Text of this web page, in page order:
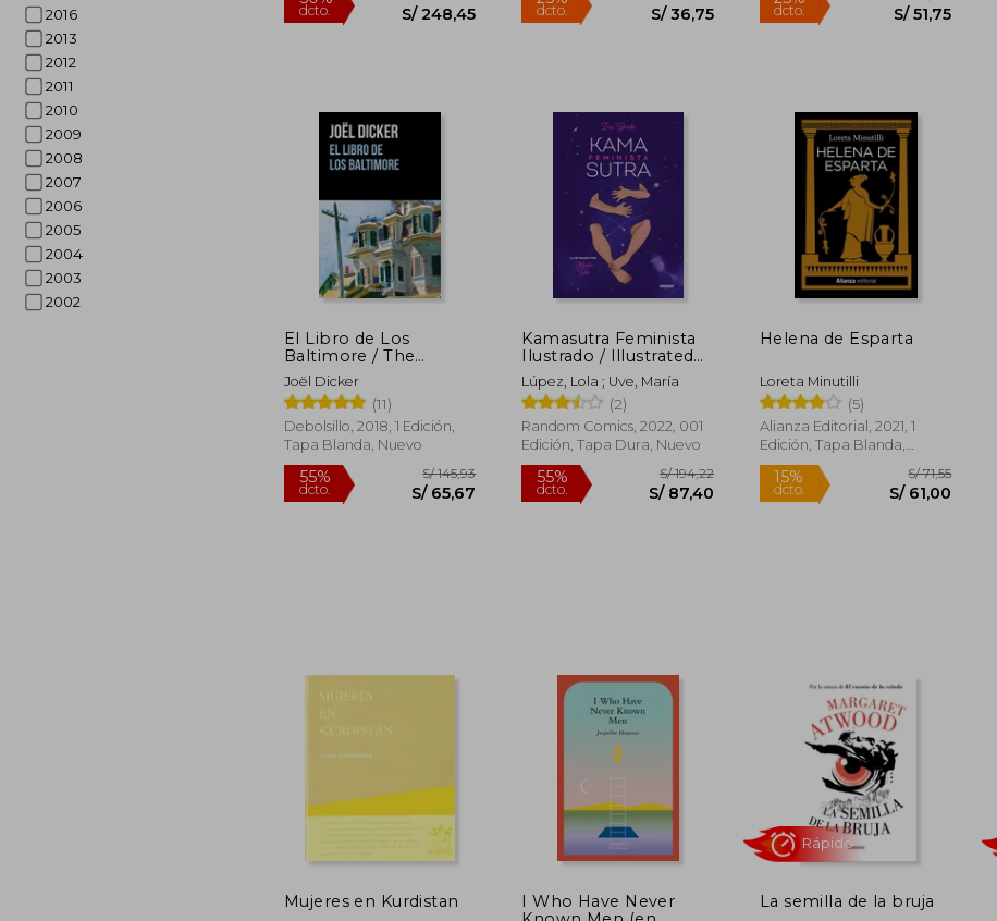
2016
2013
2012
2011
2010
2009
2008
2007
2006
2005
2004
2003
2002
50%
dcto. S/ 248,45
25%
dcto. S/ 36,75
Rápido
dcto.
Rápido
El Libro de Los
Baltimore / The
Baltimore Boys
Joël Dicker
(11)
Debolsillo, 2018, 1 Edición,
Tapa Blanda, Nuevo
55%
Kamasutra Feminista
Ilustrado / Illustrated
Feminist Kamasutra
Lúpez, Lola ; Uve, María
(2)
Random Comics, 2022, 001
Edición, Tapa Dura, Nuevo
55% S/ 194,22
Helena de Esparta
Loreta Minutilli
(5)
Alianza Editorial, 2021, 1
Edición, Tapa Blanda,
Nuevo
15%
Mujeres en Kurdistan
I Who Have Never
La semilla de la bruja